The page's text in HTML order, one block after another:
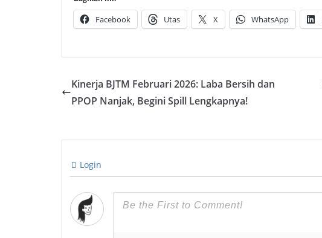
Facebook Utas X WhatsApp
Kinerja BJTM Februari 2026: Laba Bersih dan
PPOP Nanjak, Begini Spill Lengkapnya!
Login